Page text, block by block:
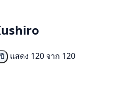
แสดง 120 จาก 120